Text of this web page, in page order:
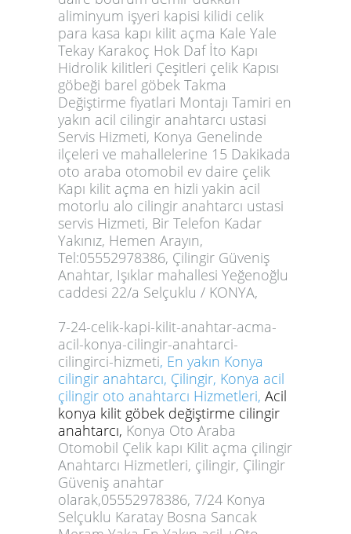
aliminyum işyeri kapisi kilidi celik
para kasa kapı kilit açma Kale Yale
Tekay Karakoç Hok Daf İto Kapı
Hidrolik kilitleri Çeşitleri çelik Kapısı
göbeği barel göbek Takma
Değiştirme fiyatlari Montajı Tamiri en
yakın acil cilingir anahtarcı ustasi
Servis Hizmeti, Konya Genelinde
ilçeleri ve mahallelerine 15 Dakikada
oto araba otomobil ev daire çelik
Kapı kilit açma en hizli yakin acil
motorlu alo cilingir anahtarcı ustasi
servis Hizmeti, Bir Telefon Kadar
Yakınız, Hemen Arayın,
Tel:05552978386, Çilingir Güveniş
Anahtar, Işıklar mahallesi Yeğenoğlu
caddesi 22/a Selçuklu / KONYA,
7-24-celik-kapi-kilit-anahtar-acma-
acil-konya-cilingir-anahtarci-
cilingirci-hizmeti, En yakın Konya
cilingir anahtarcı, Çilingir, Konya acil
çilingir oto anahtarcı Hizmetleri, Acil
konya kilit göbek değiştirme cilingir
anahtarcı, Konya Oto Araba
Otomobil Çelik kapı Kilit açma çilingir
Anahtarcı Hizmetleri, çilingir, Çilingir
Güveniş anahtar
olarak,05552978386, 7/24 Konya
Selçuklu Karatay Bosna Sancak